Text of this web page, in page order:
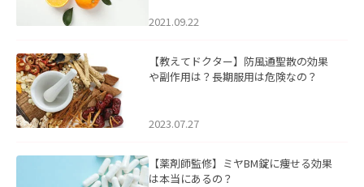
2021.09.22
【教えてドクター】防風通聖散の効果
や副作用は？長期服用は危険なの？
2023.07.27
【薬剤師監修】ミヤBM錠に痩せる効果
は本当にあるの？